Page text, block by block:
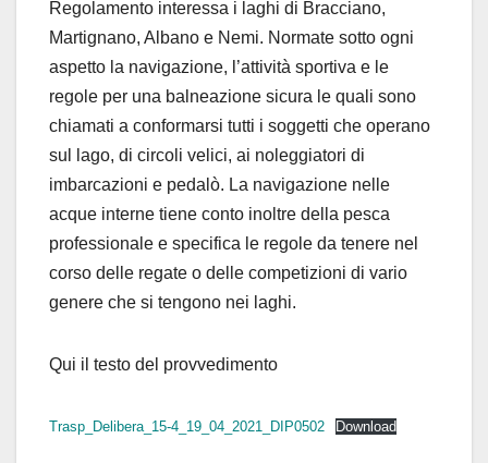
Regolamento interessa i laghi di Bracciano,
Martignano, Albano e Nemi. Normate sotto ogni
aspetto la navigazione, l’attività sportiva e le
regole per una balneazione sicura le quali sono
chiamati a conformarsi tutti i soggetti che operano
sul lago, di circoli velici, ai noleggiatori di
imbarcazioni e pedalò. La navigazione nelle
acque interne tiene conto inoltre della pesca
professionale e specifica le regole da tenere nel
corso delle regate o delle competizioni di vario
genere che si tengono nei laghi.
Qui il testo del provvedimento
Trasp_Delibera_15-4_19_04_2021_DIP0502 Download